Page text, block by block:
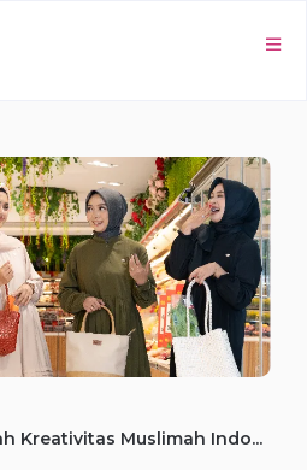
Kreativitas Muslimah Indo...